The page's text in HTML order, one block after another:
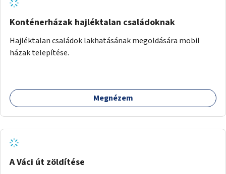
Konténerházak hajléktalan családoknak
Hajléktalan családok lakhatásának megoldására mobil
házak telepítése.
Megnézem
A Váci út zöldítése